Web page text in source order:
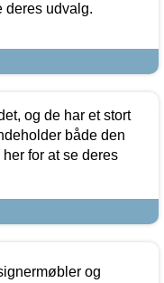
deres udvalg.
og de har et stort
både den
for at se deres
og